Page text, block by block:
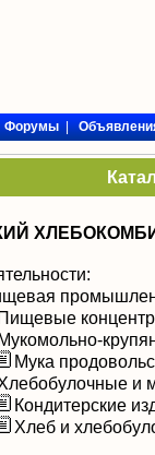
Форумы|
Мука
и
Кондитерские
Хлеб и